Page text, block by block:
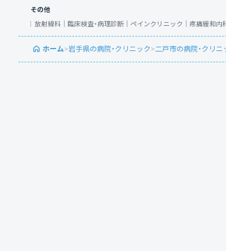
その他
放射線科｜ 臨床検査・病理診断｜ ペインクリニック｜ 疼痛緩和内
ホーム>岩手県の病院・クリニック>二戸市の病院・クリニ